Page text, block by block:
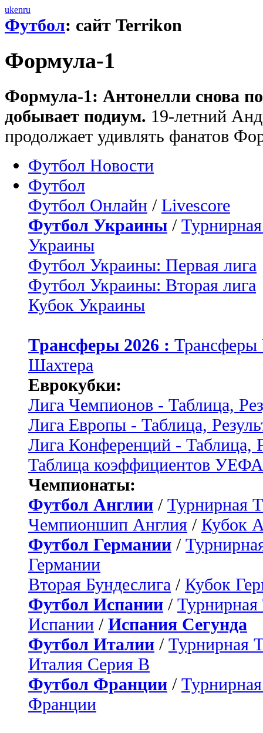
ukenru
Футбол: сайт Terrikon
Формула-1
Формула-1: Антонелли снова
добывает подиум. 19-летний
продолжает удивлять фанатов
Футбол Новости
Футбол
Футбол Онлайн / Livescore
Футбол Украины /
Украины
Футбол Украины: Первая лига
Футбол Украины: Вторая лига
Кубок Украины
Трансферы 2026 :
Шахтера
Еврокубки:
Лига Чемпионов - Таблица,
Лига Европы - Таблица,
Лига Конференций - Таблица,
Таблица коэффициентов УЕФА
Чемпионаты:
Футбол Англии / Турнирная
Чемпионшип Англия / Кубок
Футбол Германии /
Германии
Вторая Бундеслига / Кубок
Футбол Испании / Турнирная
Испании / Испания Сегунда
Футбол Италии / Турнирная
Италия Серия B
Футбол Франции /
Франции